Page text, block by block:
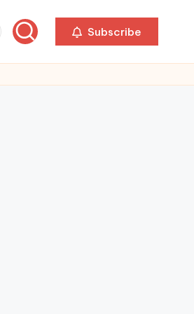
Subscribe